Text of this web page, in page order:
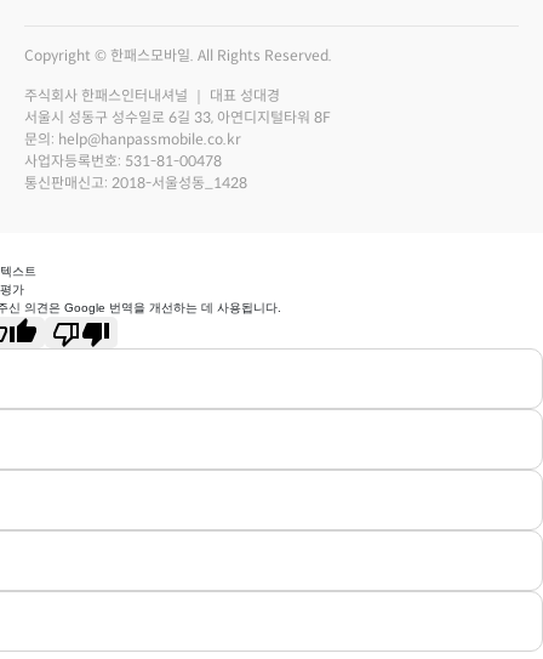
Copyright © 한패스모바일. All Rights Reserved.
주식회사 한패스인터내셔널 ｜ 대표 성대경
서울시 성동구 성수일로 6길 33, 아연디지털타워 8F
문의: help@hanpassmobile.co.kr
사업자등록번호: 531-81-00478
통신판매신고: 2018-서울성동_1428
스트
가
신 의견은 Google 번역을 개선하는 데 사용됩니다.